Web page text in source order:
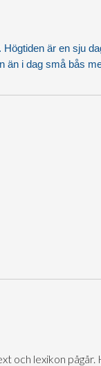
är en sju
än i dag små bås
lexikon pågår.